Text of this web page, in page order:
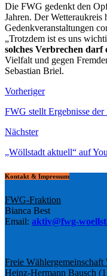
Die FWG gedenkt den
Jahren. Der Wetteraukreis
Gedenkveranstaltungen
„Trotzdem ist es uns
solches Verbrechen darf
Vielfalt und gegen
Sebastian Briel.
Vorheriger
FWG stellt Ergebnisse
Nächster
„Wöllstadt aktuell“ auf
Kontakt & Impressum
FWG-Fraktion
Bianca Best
Email: aktiv@fwg-
Freie Wählergemeinschaft
Heinz-Hermann Bausch